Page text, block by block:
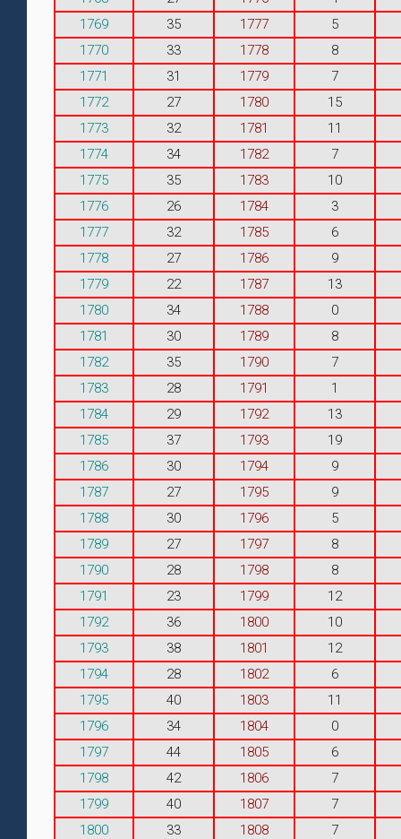
1769
35 1777
5
1770
33 1778
8
1771
31 1779
7
1772
27 1780
15
1773
32 1781
11
1774
34 1782
7
1775
35 1783
10
1776
26 1784
3
1777
32 1785
6
1778
27 1786
9
1779
22 1787
13
1780
34 1788
0
1781
30 1789
8
1782
35 1790
7
1783
28 1791
1
1784
29 1792
13
1785
37 1793
19
1786
30 1794
9
1787
27 1795
9
1788
30 1796
5
1789
27 1797
8
1790
28 1798
8
1791
23 1799
12
1792
36 1800
10
1793
38 1801
12
1794
28 1802
6
1795
40 1803
11
1796
34 1804
0
1797
44 1805
6
1798
42 1806
7
1799
40 1807
7
1800
33 1808
7